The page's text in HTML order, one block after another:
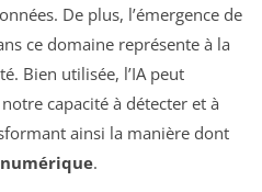
De plus, l’émergence de
ce domaine représente à la
Bien utilisée, l’IA peut
capacité à détecter et à
ainsi la manière dont
.